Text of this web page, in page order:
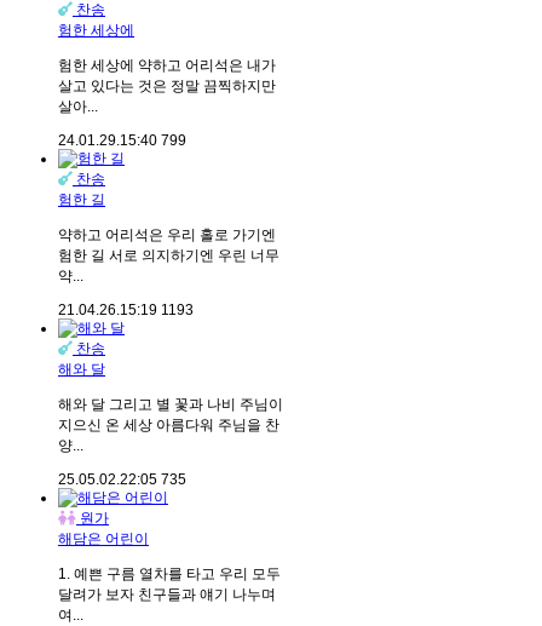
찬송
험한 세상에
험한 세상에 약하고 어리석은 내가
살고 있다는 것은 정말 끔찍하지만
살아...
24.01.29.15:40 799
찬송
험한 길
약하고 어리석은 우리 홀로 가기엔
험한 길 서로 의지하기엔 우린 너무
약...
21.04.26.15:19 1193
찬송
해와 달
해와 달 그리고 별 꽃과 나비 주님이
지으신 온 세상 아름다워 주님을 찬
양...
25.05.02.22:05 735
원가
해담은 어린이
1. 예쁜 구름 열차를 타고 우리 모두
달려가 보자 친구들과 얘기 나누며
여...